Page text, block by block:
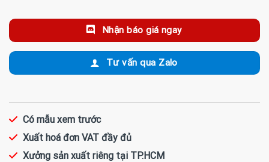
Nhận báo giá ngay
Tư vấn qua Zalo
Có mẫu xem trước
Xuất hoá đơn VAT đầy đủ
Xưởng sản xuất riêng tại TP.HCM